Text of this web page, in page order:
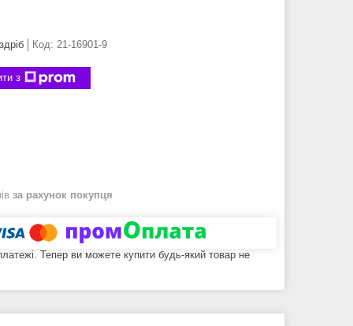
Код: 21-16901-9
з
за рахунок покупця
Тепер ви можете купити будь-який товар не